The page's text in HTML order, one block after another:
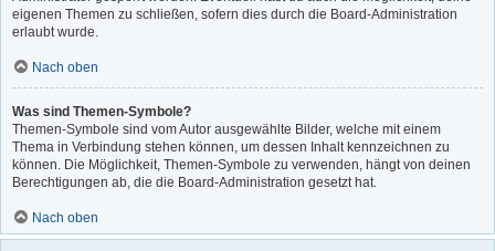
eigenen Themen zu schließen, sofern dies durch die Board-Administration
erlaubt wurde.
Nach oben
Was sind Themen-Symbole?
Themen-Symbole sind vom Autor ausgewählte Bilder, welche mit einem
Thema in Verbindung stehen können, um dessen Inhalt kennzeichnen zu
können. Die Möglichkeit, Themen-Symbole zu verwenden, hängt von deinen
Berechtigungen ab, die die Board-Administration gesetzt hat.
Nach oben